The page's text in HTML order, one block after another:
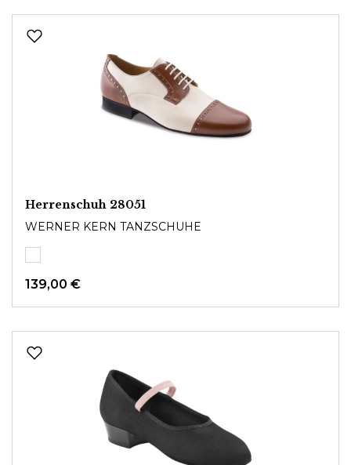
Herrenschuh 28051
WERNER KERN TANZSCHUHE
139,00 €